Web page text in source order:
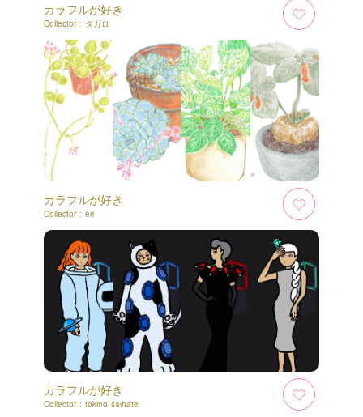
カラフルが好き
Collector : タガロ
カラフルが好き
Collector : eri
カラフルが好き
Collector : tokino saihate